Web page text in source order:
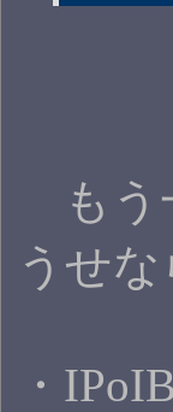
もう
うせ
・